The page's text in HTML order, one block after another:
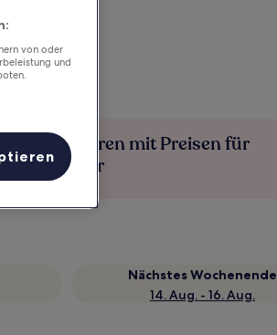
Mehr sparen mit Preisen für
Mitglieder
Nächstes Wochenende
14. Aug. - 16. Aug.
von oder
und